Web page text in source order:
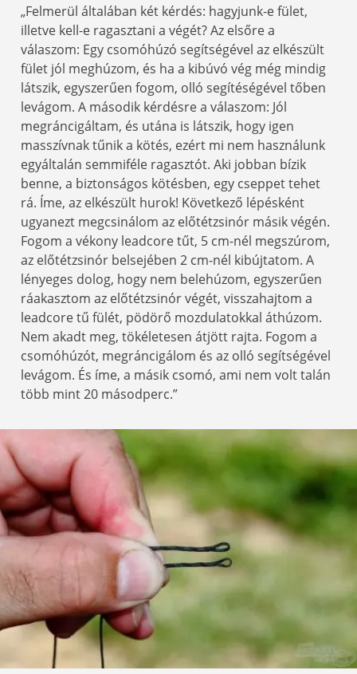
„Felmerül általában két kérdés: hagyjunk-e fület,
illetve kell-e ragasztani a végét? Az elsőre a
válaszom: Egy csomóhúzó segítségével az elkészült
fület jól meghúzom, és ha a kibúvó vég még mindig
látszik, egyszerűen fogom, olló segítéségével tőben
levágom. A második kérdésre a válaszom: Jól
megráncigáltam, és utána is látszik, hogy igen
masszívnak tűnik a kötés, ezért mi nem használunk
egyáltalán semmiféle ragasztót. Aki jobban bízik
benne, a biztonságos kötésben, egy cseppet tehet
rá. Íme, az elkészült hurok! Következő lépésként
ugyanezt megcsinálom az előtétzsinór másik végén.
Fogom a vékony leadcore tűt, 5 cm-nél megszúrom,
az előtétzsinór belsejében 2 cm-nél kibújtatom. A
lényeges dolog, hogy nem belehúzom, egyszerűen
ráakasztom az előtétzsinór végét, visszahajtom a
leadcore tű fülét, pödörő mozdulatokkal áthúzom.
Nem akadt meg, tökéletesen átjött rajta. Fogom a
csomóhúzót, megráncigálom és az olló segítségével
levágom. És íme, a másik csomó, ami nem volt talán
több mint 20 másodperc.”